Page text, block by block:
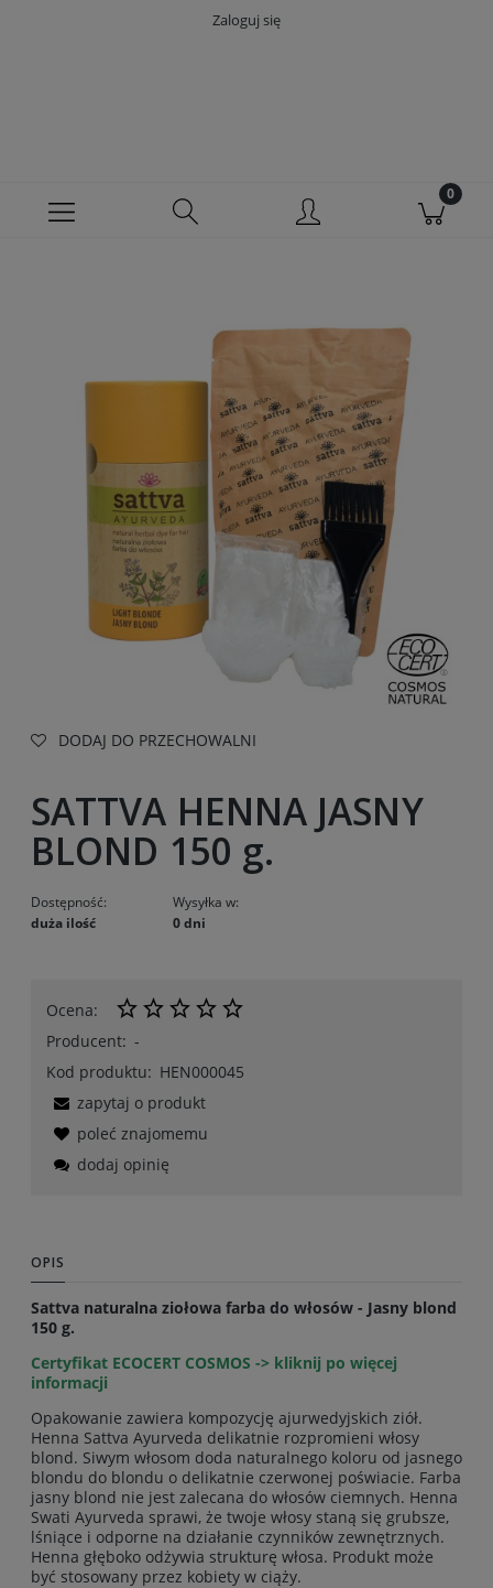
Zaloguj się
DODAJ DO PRZECHOWALNI
SATTVA HENNA JASNY
BLOND 150 g.
Dostępność:
duża ilość
Wysyłka w:
0 dni
Ocena:
Producent: -
Kod produktu: HEN000045
zapytaj o produkt
poleć znajomemu
dodaj opinię
OPIS
Sattva naturalna ziołowa farba do włosów - Jasny blond
150 g.
Certyfikat ECOCERT COSMOS -> kliknij po więcej
informacji
Opakowanie zawiera kompozycję ajurwedyjskich ziół.
Henna Sattva Ayurveda delikatnie rozpromieni włosy
blond. Siwym włosom doda naturalnego koloru od jasnego
blondu do blondu o delikatnie czerwonej poświacie. Farba
jasny blond nie jest zalecana do włosów ciemnych. Henna
Swati Ayurveda sprawi, że twoje włosy staną się grubsze,
lśniące i odporne na działanie czynników zewnętrznych.
Henna głęboko odżywia strukturę włosa. Produkt może
być stosowany przez kobiety w ciąży.